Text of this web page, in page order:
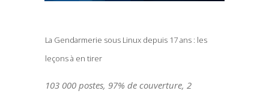
La Gendarmerie sous Linux depuis 17 ans : les
leçons à en tirer
103 000 postes, 97% de couverture, 2